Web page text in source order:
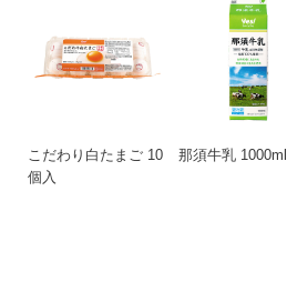
こだわり白たまご 10
個入
那須牛乳 1000ml